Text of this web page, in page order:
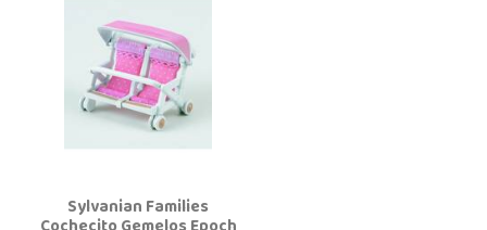
Sylvanian Families